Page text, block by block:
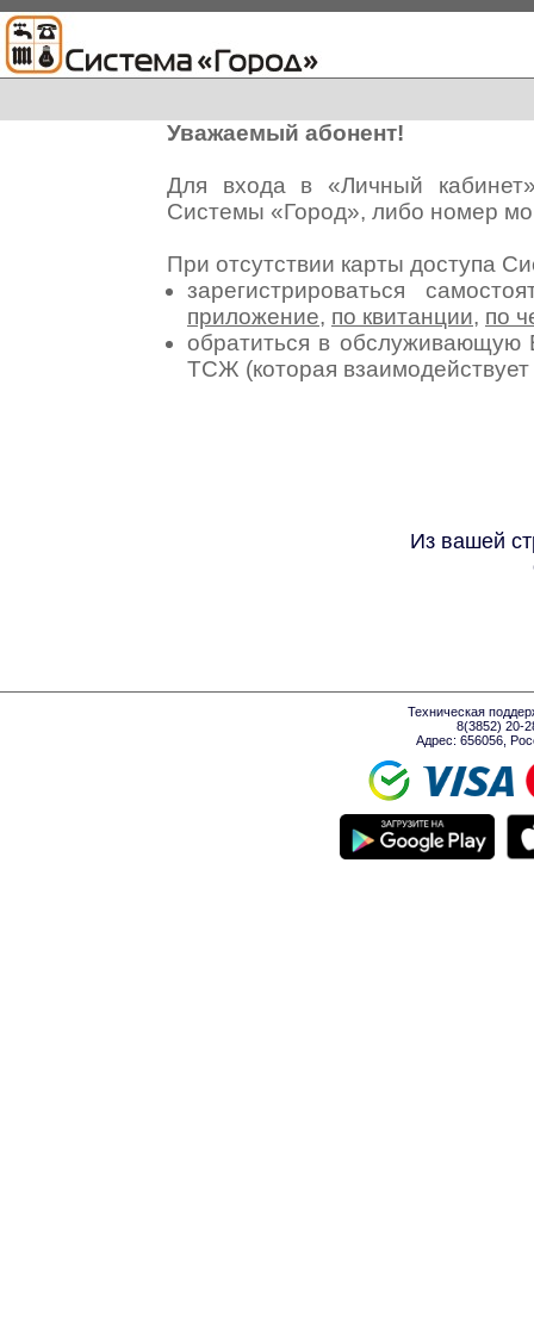
Уважаемый абонент!
Для входа в «Личный
Системы «Город», либо номер
При отсутствии карты доступа
зарегистрироваться
приложение, по квитанции, по
обратиться в
ТСЖ (которая
Из вашей
Техническая
8(3852) 20-
Адрес: 656056,